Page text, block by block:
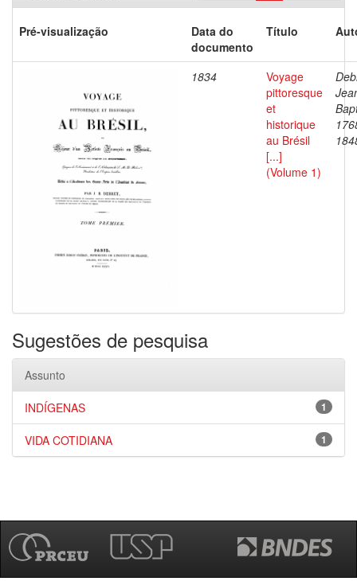
Pré-visualização
Data do
documento
Título
1834
Voyage
pittoresque
et
historique
au Brésil
[...]
(Volume 1)
Sugestões de pesquisa
Assunto
1
INDÍGENAS
1
VIDA COTIDIANA